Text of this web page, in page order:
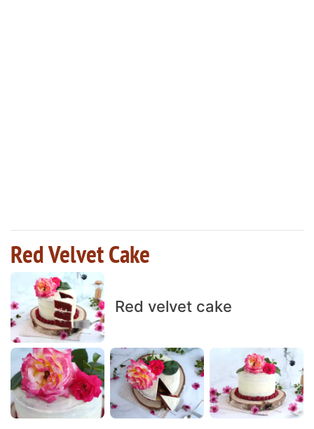
Red Velvet Cake
Red velvet cake